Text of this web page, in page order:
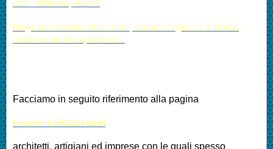
ecc - Morena, Roma
Negozio vendita stuccoline, cornici in gesso a Roma,
colonne archi capitelli ecc
Facciamo in seguito riferimento alla pagina
I nostri collaboratori
architetti, artigiani ed imprese con le quali spesso